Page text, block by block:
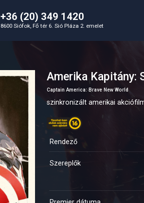
+36 (20) 349 1420
8600 Siófok, Fő tér 6. Sió Pláza 2. emelet
Amerika Kapitány:
Captain America: Brave New World
szinkronizált amerikai
Rendező
Szereplők